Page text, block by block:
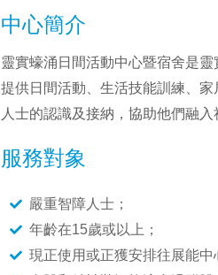
中心簡介
靈實蠔涌日間活動中心暨宿舍是
提供日間活動、生活技能訓練、家
人士的認識及接納，協助他們融入
服務對象
嚴重智障人士；
年齡在15歲或以上；
現正使用或正獲安排往展能中